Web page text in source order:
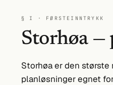
§ I · FØRSTEINNTRYKK
Storhøa —
Storhøa er den
planløsninger egnet